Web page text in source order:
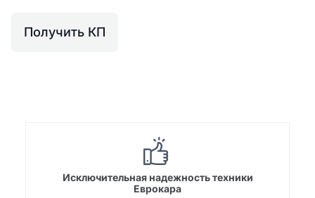
Получить КП
Исключительная надежность техники
Еврокара